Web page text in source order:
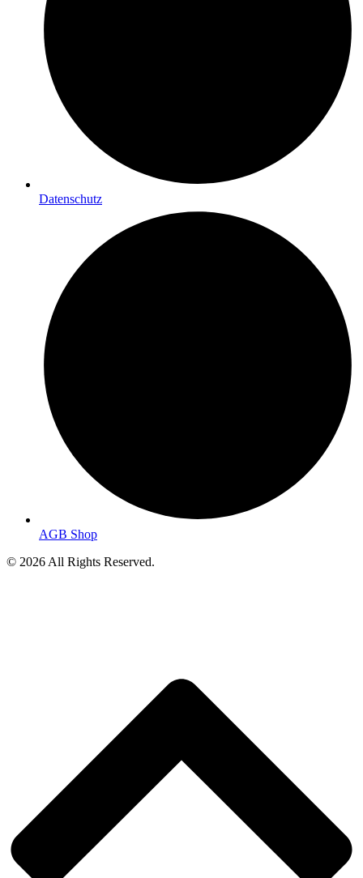
Datenschutz
AGB Shop
© 2026 All Rights Reserved.